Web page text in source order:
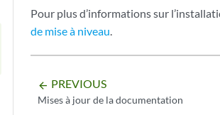
Pour plus d’informations sur
de mise à niveau.
arrow_backward PREVIOUS
Mises à jour de la documentation